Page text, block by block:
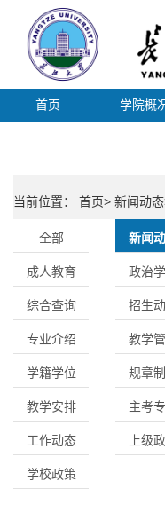
首页 学院概
当前位置： 首页> 新闻动
全部 新闻
成人教育 政治
综合查询 招生
专业介绍 教学
学籍学位 规章
教学安排 主考
工作动态 上级
学校政策